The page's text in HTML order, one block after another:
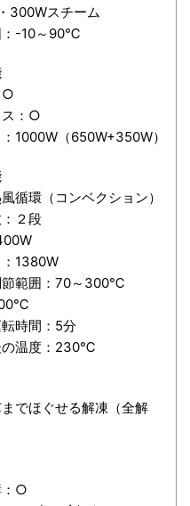
300Wスチーム
：-10～90℃
○
：○
1000W（650W+350W）
循環（コンベクション）
２段
1380W
範囲：70～300℃
時間：5分
温度：230℃
でほぐせる解凍（全解
：○